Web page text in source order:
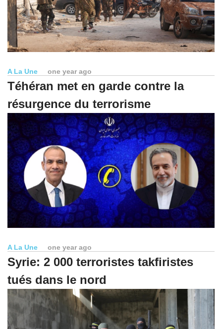
A La Une one year ago
Téhéran met en garde contre la
résurgence du terrorisme
A La Une one year ago
Syrie: 2 000 terroristes takfiristes
tués dans le nord